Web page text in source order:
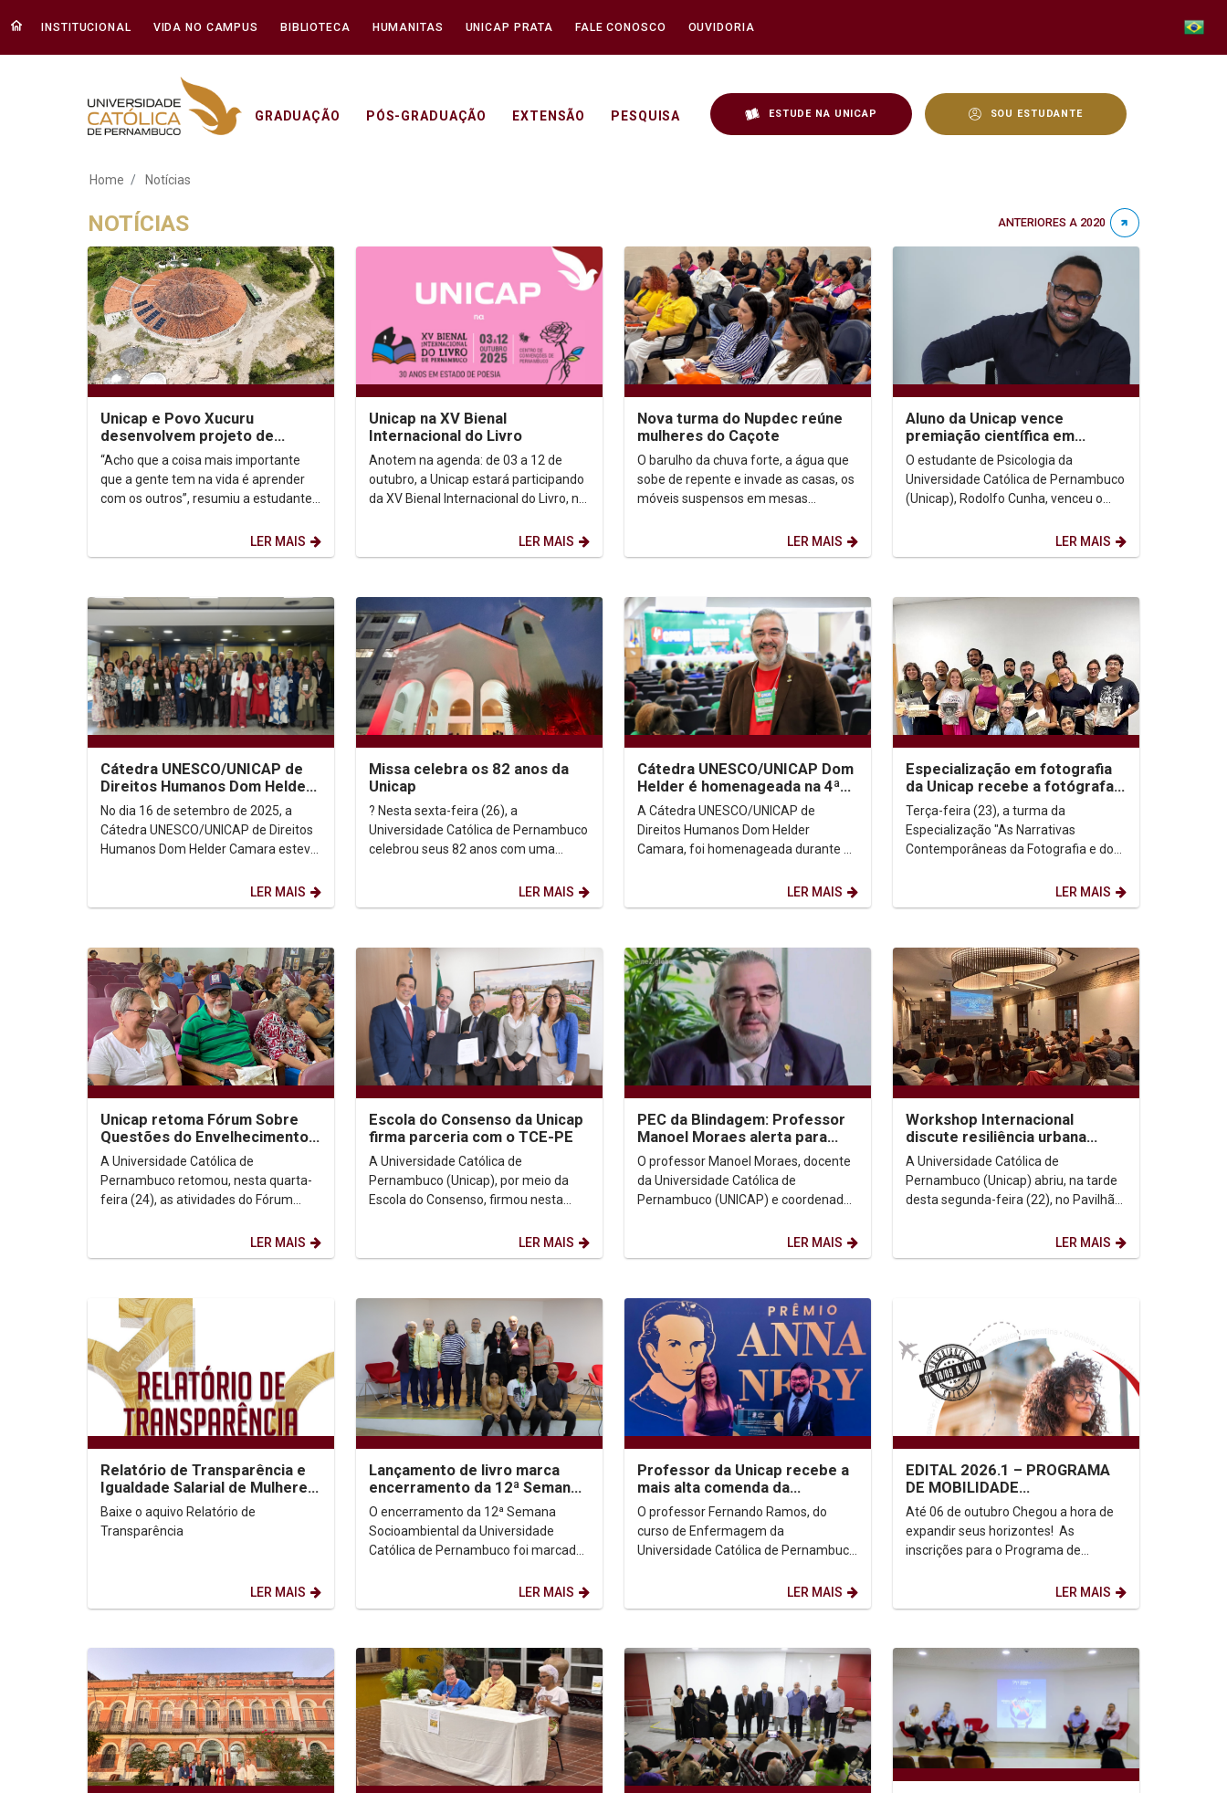
INSTITUCIONAL VIDA NO CAMPUS BIBLIOTECA HUMANITAS UNICAP PRATA FALE CONOSCO OUVIDORIA
GRADUAÇÃO PÓS-GRADUAÇÃO EXTENSÃO PESQUISA ESTUDE NA UNICAP SOU ESTUDANTE
Notícias - Unicap
Home Notícias
NOTÍCIAS ANTERIORES A 2020
Unicap e Povo Xucuru
desenvolvem projeto de
extensão
“Acho que a coisa mais importante
que a gente tem na vida é aprender
com os outros”, resumiu a estudante
LER MAIS
Unicap na XV Bienal
Internacional do Livro
Anotem na agenda: de 03 a 12 de
outubro, a Unicap estará participando
da XV Bienal Internacional do Livro, no
LER MAIS
Nova turma do Nupdec reúne
mulheres do Caçote
O barulho da chuva forte, a água que
sobe de repente e invade as casas, os
móveis suspensos em mesas
LER MAIS
Aluno da Unicap vence
premiação científica em
Psicologia
O estudante de Psicologia da
Universidade Católica de Pernambuco
(Unicap), Rodolfo Cunha, venceu o
LER MAIS
Cátedra UNESCO/UNICAP de
Direitos Humanos Dom Helder
Camara participa de Encontro
Nacional das...
No dia 16 de setembro de 2025, a
Cátedra UNESCO/UNICAP de Direitos
Humanos Dom Helder Camara esteve
LER MAIS
Missa celebra os 82 anos da
Unicap
? Nesta sexta-feira (26), a
Universidade Católica de Pernambuco
celebrou seus 82 anos com uma
professores (as), funcionários (as)...
LER MAIS
Cátedra UNESCO/UNICAP Dom
Helder é homenageada na 4ª
Conferência Municipal de
Direitos Humanos do...
A Cátedra UNESCO/UNICAP de
Direitos Humanos Dom Helder
Camara, foi homenageada durante a
Humanos do Recife, realizada...LER MAIS
Especialização em fotografia
da Unicap recebe a fotógrafa
Ana Farache
Terça-feira (23), a turma da
Especialização "As Narrativas
Contemporâneas da Fotografia e do
LER MAIS
Unicap retoma Fórum Sobre
Questões do Envelhecimento
com reflexão sobre Ecologia
Integral
A Universidade Católica de
Pernambuco retomou, nesta quarta-
feira (24), as atividades do Fórum
coordenado pelo Instituto...LER MAIS
Escola do Consenso da Unicap
firma parceria com o TCE-PE
A Universidade Católica de
Pernambuco (Unicap), por meio da
Escola do Consenso, firmou nesta
cooperação técnica com o Tribunal...
LER MAIS
PEC da Blindagem: Professor
Manoel Moraes alerta para
retrocessos graves em
entrevistas à Rede Globo
O professor Manoel Moraes, docente
da Universidade Católica de
Pernambuco (UNICAP) e coordenador
Direitos Humanos Dom Helder...LER MAIS
Workshop Internacional
discute resiliência urbana
integrada na Borda Histórica
Continental do Recife
A Universidade Católica de
Pernambuco (Unicap) abriu, na tarde
desta segunda-feira (22), no Pavilhão
LER MAIS
Relatório de Transparência e
Igualdade Salarial de Mulheres
e Homens - 2º Semestre 2025
Baixe o aquivo Relatório de
Transparência
LER MAIS
Lançamento de livro marca
encerramento da 12ª Semana
Socioambiental
O encerramento da 12ª Semana
Socioambiental da Universidade
Católica de Pernambuco foi marcado
Auditório Dom Helder Câmara. O...
LER MAIS
Professor da Unicap recebe a
mais alta comenda da
Enfermagem do país
O professor Fernando Ramos, do
curso de Enfermagem da
Universidade Católica de Pernambuco
Prêmio Ana Nery 2025, concedido...
LER MAIS
EDITAL 2026.1 – PROGRAMA
DE MOBILIDADE
ACADÊMICA/INTERCÂMBIO
ESTUDANTIL - UNICAP
Até 06 de outubro Chegou a hora de
expandir seus horizontes! As
inscrições para o Programa de
LER MAIS